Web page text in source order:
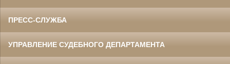
ПРЕСС-СЛУЖБА
УПРАВЛЕНИЕ СУДЕБНОГО ДЕПАРТАМЕНТА